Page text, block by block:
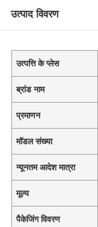
उत्पाद विवरण
उत्पत्ति के प्लेस
ब्रांड नाम
प्रमाणन
मॉडल संख्या
न्यूनतम आदेश मात्रा
मूल्य
पैकेजिंग विवरण